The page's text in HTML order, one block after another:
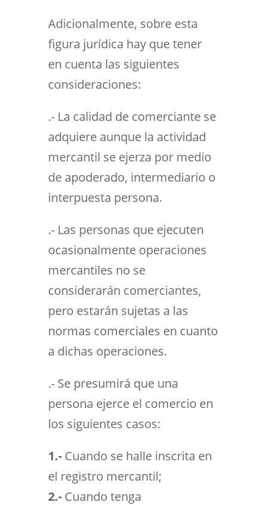
Adicionalmente, sobre esta
figura jurídica hay que tener
en cuenta las siguientes
consideraciones:
.- La calidad de comerciante se
adquiere aunque la actividad
mercantil se ejerza por medio
de apoderado, intermediario o
interpuesta persona.
.- Las personas que ejecuten
ocasionalmente operaciones
mercantiles no se
considerarán comerciantes,
pero estarán sujetas a las
normas comerciales en cuanto
a dichas operaciones.
.- Se presumirá que una
persona ejerce el comercio en
los siguientes casos:
1.-Cuando se halle inscrita en
el registro mercantil;
2.-Cuando tenga